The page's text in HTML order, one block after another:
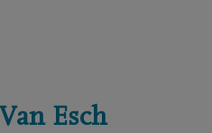
Van Esch